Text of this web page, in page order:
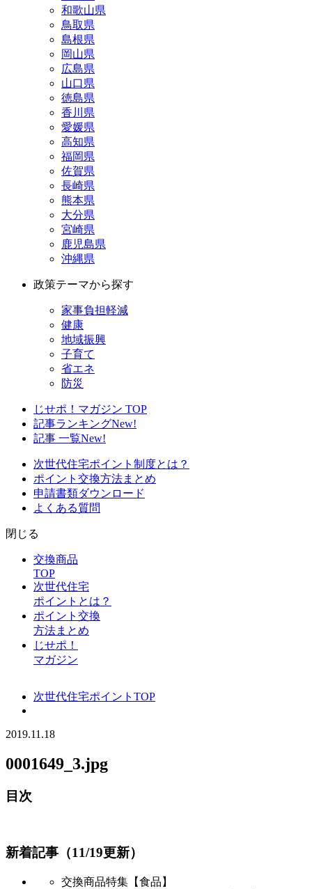
和歌山県
鳥取県
島根県
岡山県
広島県
山口県
徳島県
香川県
愛媛県
高知県
福岡県
佐賀県
長崎県
熊本県
大分県
宮崎県
鹿児島県
沖縄県
政策テーマから探す
家事負担軽減
健康
地域振興
子育て
省エネ
防災
じせポ！マガジン TOP
記事ランキングNew!
記事 一覧New!
次世代住宅ポイント制度とは？
ポイント交換方法まとめ
申請書類ダウンロード
よくある質問
閉じる
交換商品
TOP
次世代住宅
ポイントとは？
ポイント交換
方法まとめ
じせポ！
マガジン
次世代住宅ポイントTOP
2019.11.18
0001649_3.jpg
目次
新着記事（11/19更新）
交換商品特集【食品】